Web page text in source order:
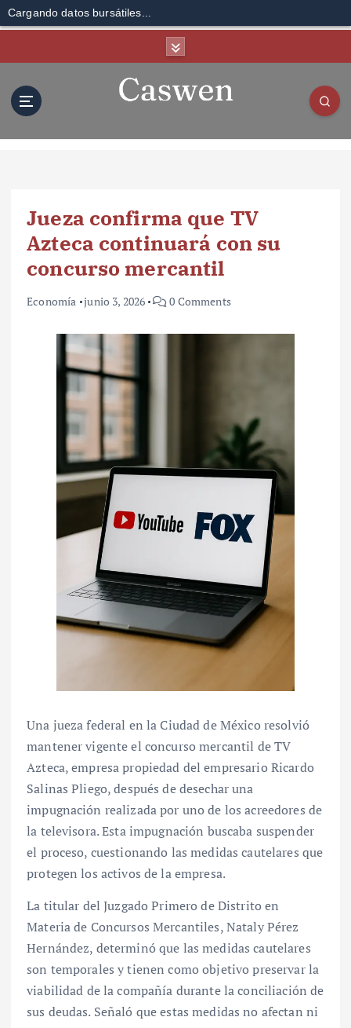
Cargando datos bursátiles...
Jueza confirma que TV
Azteca continuará con su
concurso mercantil
Economía junio 3, 2026 0 Comments
Una jueza federal en la Ciudad de México resolvió
mantener vigente el concurso mercantil de TV
Azteca, empresa propiedad del empresario Ricardo
Salinas Pliego, después de desechar una
impugnación realizada por uno de los acreedores de
la televisora. Esta impugnación buscaba suspender
el proceso, cuestionando las medidas cautelares que
protegen los activos de la empresa.
La titular del Juzgado Primero de Distrito en
Materia de Concursos Mercantiles, Nataly Pérez
Hernández, determinó que las medidas cautelares
son temporales y tienen como objetivo preservar la
viabilidad de la compañía durante la conciliación de
sus deudas. Señaló que estas medidas no afectan ni